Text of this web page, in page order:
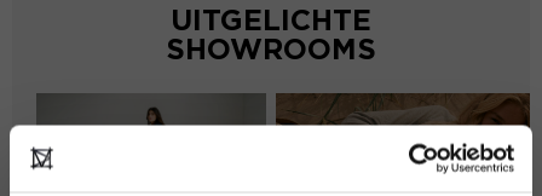
UITGELICHTE
SHOWROOMS